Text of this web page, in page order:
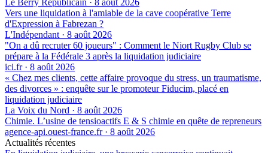
Vers une liquidation à l'amiable de la cave coopérative Terre
d'Expression à Fabrezan ?
L'Indépendant · 8 août 2026
"On a dû recruter 60 joueurs" : Comment le Niort Rugby Club se
prépare à la Fédérale 3 après la liquidation judiciaire
ici.fr· 8 août 2026
« Chez mes clients, cette affaire provoque du stress, un traumatisme,
des divorces » : enquête sur le promoteur Fiducim, placé en
liquidation judiciaire
La Voix du Nord · 8 août 2026
Chimie. L’usine de tensioactifs E & S chimie en quête de repreneurs
agence-api.ouest-france.fr· 8 août 2026
Actualités récentes